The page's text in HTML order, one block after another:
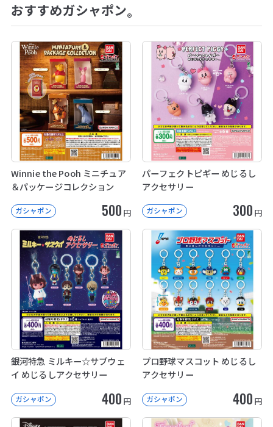
おすすめガシャポン®
Winnie the Pooh ミニチュア
＆パッケージコレクション
ガシャポン 500 円
パーフェクトピギー めじるし
アクセサリー
ガシャポン 300 円
銀河特急 ミルキー☆サブウェ
イ めじるしアクセサリー
ガシャポン 400 円
プロ野球マスコット めじるし
アクセサリー
ガシャポン 400 円